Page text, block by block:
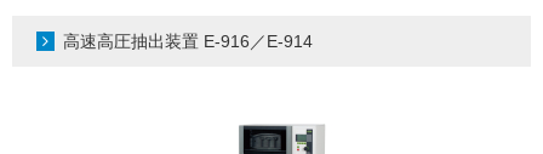
高速高圧抽出装置 E-916／E-914